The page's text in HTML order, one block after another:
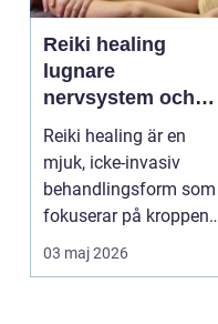
Reiki healing
lugnare
nervsystem och
djupare
återhämtning
Reiki healing är en
mjuk, icke-invasiv
behandlingsform som
fokuserar på kroppens
egen förmåga att lä...
03 maj 2026